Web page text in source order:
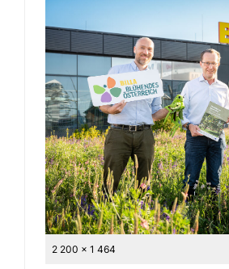
2 200 x 1 464